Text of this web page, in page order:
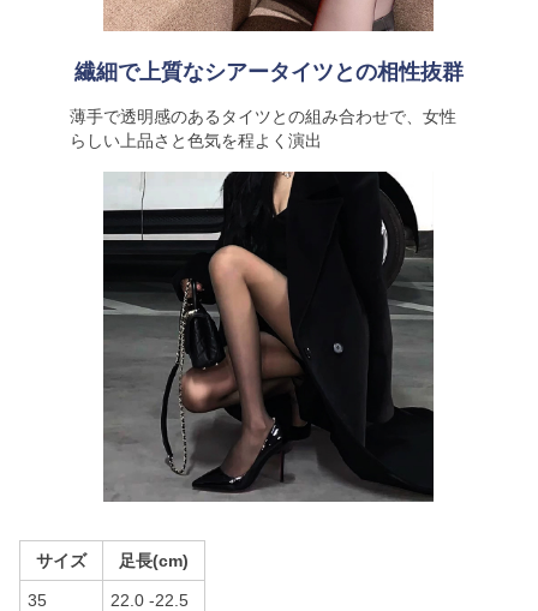
繊細で上質なシアータイツとの相性抜群
薄手で透明感のあるタイツとの組み合わせで、女性
らしい上品さと色気を程よく演出
サイズ 足長(cm)
35 22.0 -22.5